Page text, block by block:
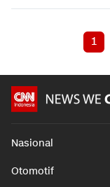
1
Nasional
Otomotif